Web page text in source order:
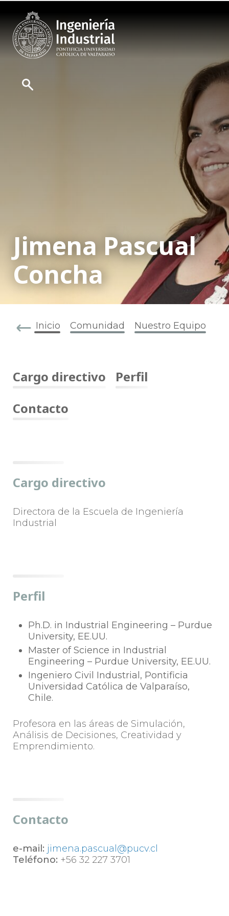
Jimena Pascual
Concha
Inicio Comunidad Nuestro Equipo
Cargo directivo
Perfil
Contacto
Cargo directivo
Directora de la Escuela de Ingeniería
Industrial
Perfil
Ph.D. in Industrial Engineering – Purdue
University, EE.UU.
Master of Science in Industrial
Engineering – Purdue University, EE.UU.
Ingeniero Civil Industrial, Pontificia
Universidad Católica de Valparaíso,
Chile.
Profesora en las áreas de Simulación,
Análisis de Decisiones, Creatividad y
Emprendimiento.
Contacto
e-mail: jimena.pascual@pucv.cl
Teléfono: +56 32 227 3701